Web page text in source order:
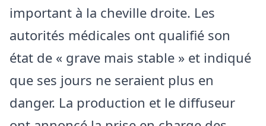
important à la cheville droite. Les
autorités médicales ont qualifié son
état de « grave mais stable » et indiqué
que ses jours ne seraient plus en
danger. La production et le diffuseur